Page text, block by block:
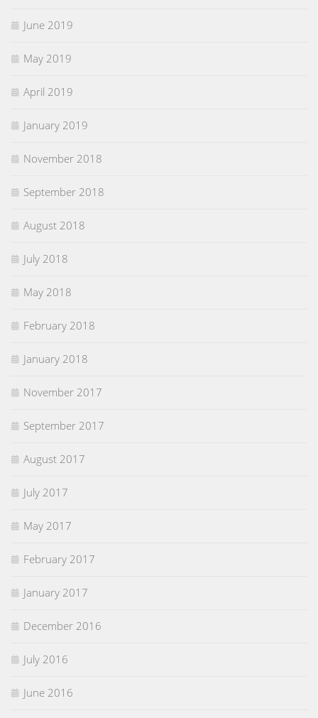
June 2019
May 2019
April 2019
January 2019
November 2018
September 2018
August 2018
July 2018
May 2018
February 2018
January 2018
November 2017
September 2017
August 2017
July 2017
May 2017
February 2017
January 2017
December 2016
July 2016
June 2016